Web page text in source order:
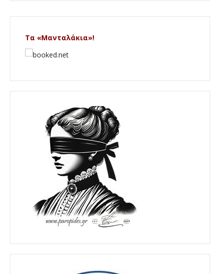
Τα «Μανταλάκια»!